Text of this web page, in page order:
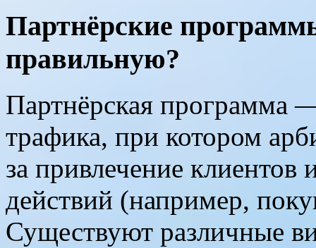
Партнёрские
правильную?
Партнёрская программа
трафика, при котором
за привлечение
действий (например,
Существуют различные